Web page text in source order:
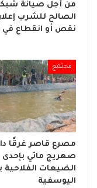
من أجل صيانة
الصالح للشرب
نقص أو انقطاع في
مجتمع
مصرع قاصر غرقًا
صهريج مائي بإحدى
الضيعات الفلاحية
اليوسفية